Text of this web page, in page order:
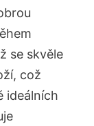
se skvěle‌
což
ideálních